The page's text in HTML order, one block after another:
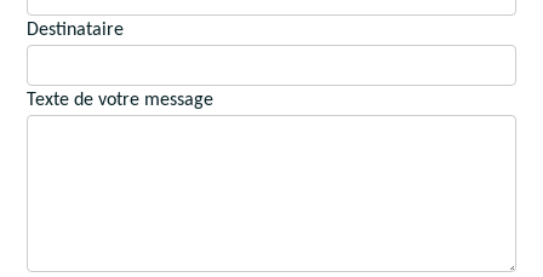
Destinataire
Texte de votre message